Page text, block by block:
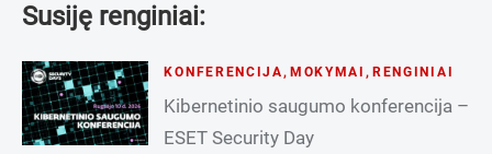
Susiję renginiai:
KONFERENCIJA , MOKYMAI , RENGINIAI
Kibernetinio saugumo konferencija –
ESET Security Day